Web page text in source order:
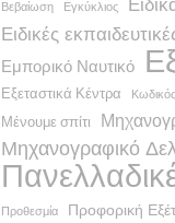
Βεβαίωση Εγκύκλιος
Ειδικές
Εμπορικό Ναυτικό
Εξεταστικά Κέντρα
Μένουμε σπίτι
Μηχανογραφικό
Προθεσμία
Προφορική